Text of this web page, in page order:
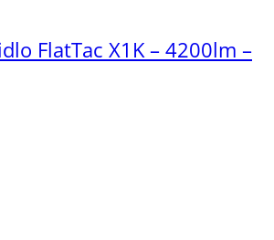
FlatTac X1K – 4200lm –